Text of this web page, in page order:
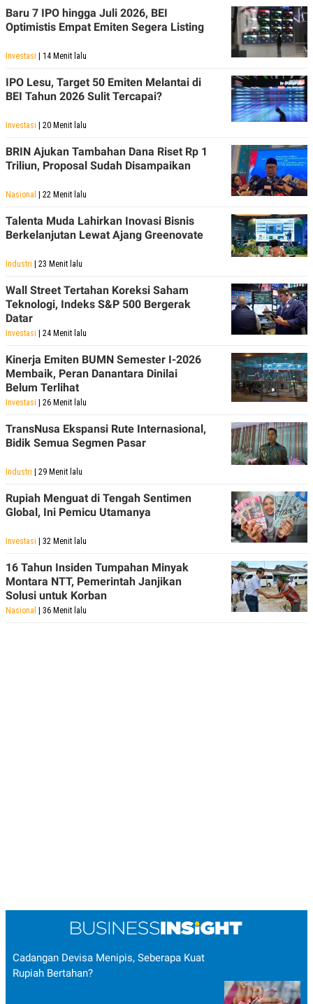
Baru 7 IPO hingga Juli 2026, BEI
Optimistis Empat Emiten Segera Listing
Investasi | 14 Menit lalu
IPO Lesu, Target 50 Emiten Melantai di
BEI Tahun 2026 Sulit Tercapai?
Investasi | 20 Menit lalu
BRIN Ajukan Tambahan Dana Riset Rp 1
Triliun, Proposal Sudah Disampaikan
Nasional | 22 Menit lalu
Talenta Muda Lahirkan Inovasi Bisnis
Berkelanjutan Lewat Ajang Greenovate
Industri | 23 Menit lalu
Wall Street Tertahan Koreksi Saham
Teknologi, Indeks S&P 500 Bergerak
Datar
Investasi | 24 Menit lalu
Kinerja Emiten BUMN Semester I-2026
Membaik, Peran Danantara Dinilai
Belum Terlihat
Investasi | 26 Menit lalu
TransNusa Ekspansi Rute Internasional,
Bidik Semua Segmen Pasar
Industri | 29 Menit lalu
Rupiah Menguat di Tengah Sentimen
Global, Ini Pemicu Utamanya
Investasi | 32 Menit lalu
16 Tahun Insiden Tumpahan Minyak
Montara NTT, Pemerintah Janjikan
Solusi untuk Korban
Nasional | 36 Menit lalu
Cadangan Devisa Menipis, Seberapa Kuat
Rupiah Bertahan?